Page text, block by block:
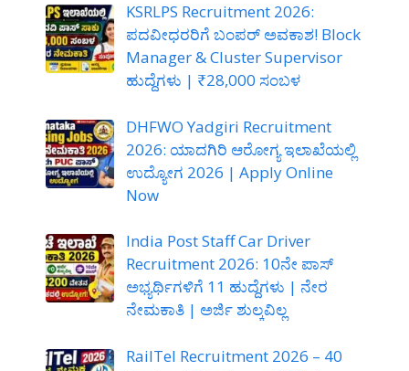
KSRLPS Recruitment 2026:
ಪದವೀಧರರಿಗೆ ಬಂಪರ್ ಅವಕಾಶ! Block
Manager & Cluster Supervisor
ಹುದ್ದೆಗಳು | ₹28,000 ಸಂಬಳ
DHFWO Yadgiri Recruitment
2026: ಯಾದಗಿರಿ ಆರೋಗ್ಯ ಇಲಾಖೆಯಲ್ಲಿ
ಉದ್ಯೋಗ 2026 | Apply Online
Now
India Post Staff Car Driver
Recruitment 2026: 10ನೇ ಪಾಸ್
ಅಭ್ಯರ್ಥಿಗಳಿಗೆ 11 ಹುದ್ದೆಗಳು | ನೇರ
ನೇಮಕಾತಿ | ಅರ್ಜಿ ಶುಲ್ಕವಿಲ್ಲ
RailTel Recruitment 2026 – 40